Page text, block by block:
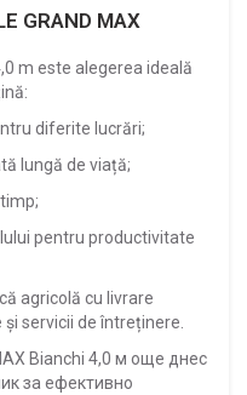
GRAND MAX
m este alegerea ideală
diferite lucrări;
lungă de viață;
pentru productivitate
agricolă cu livrare
servicii de întreținere.
Bianchi 4,0 м още днес
за ефективно